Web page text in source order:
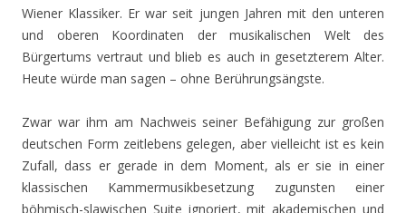
Wiener Klassiker. Er war seit jungen Jahren mit den unteren
und oberen Koordinaten der musikalischen Welt des
Bürgertums vertraut und blieb es auch in gesetzterem Alter.
Heute würde man sagen – ohne Berührungsängste.
Zwar war ihm am Nachweis seiner Befähigung zur großen
deutschen Form zeitlebens gelegen, aber vielleicht ist es kein
Zufall, dass er gerade in dem Moment, als er sie in einer
klassischen Kammermusikbesetzung zugunsten einer
böhmisch-slawischen Suite ignoriert, mit akademischen und